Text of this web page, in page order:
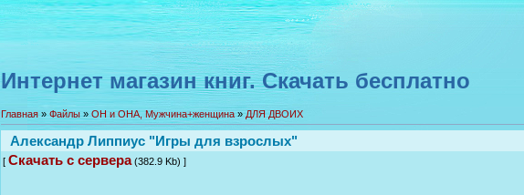
Интернет магазин книг. Скачать бесплатно
Главная» Файлы» ОН и ОНА, Мужчина+женщина » ДЛЯ ДВОИХ
Александр Липпиус "Игры для взрослых"
[ Скачать с сервера(382.9 Kb) ]